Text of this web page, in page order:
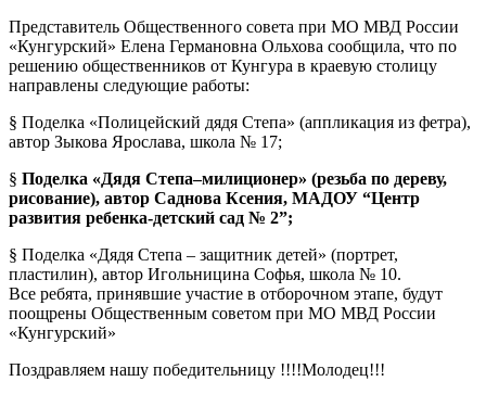
Представитель Общественного совета при МО МВД России
«Кунгурский» Елена Германовна Ольхова сообщила, что по
решению общественников от Кунгура в краевую столицу
направлены следующие работы:
§ Поделка «Полицейский дядя Степа» (аппликация из фетра),
автор Зыкова Ярослава, школа № 17;
§ Поделка «Дядя Степа–милиционер» (резьба по дереву,
рисование), автор Саднова Ксения, МАДОУ “Центр
развития ребенка-детский сад № 2”;
§ Поделка «Дядя Степа – защитник детей» (портрет,
пластилин), автор Игольницина Софья, школа № 10.
Все ребята, принявшие участие в отборочном этапе, будут
поощрены Общественным советом при МО МВД России
«Кунгурский»
Поздравляем нашу победительницу !!!!Молодец!!!